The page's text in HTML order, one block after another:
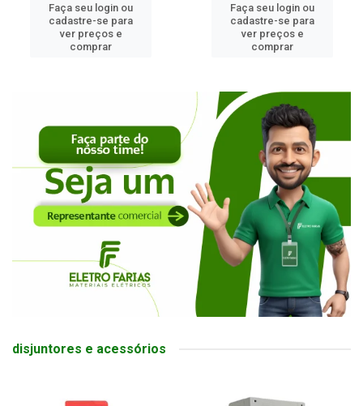
Faça seu login ou
cadastre-se para
ver preços e
comprar
Faça seu login ou
cadastre-se para
ver preços e
comprar
disjuntores e acessórios